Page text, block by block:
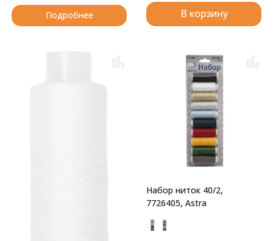
Подробнее В корзину
Набор ниток 40/2,
7726405, Astra